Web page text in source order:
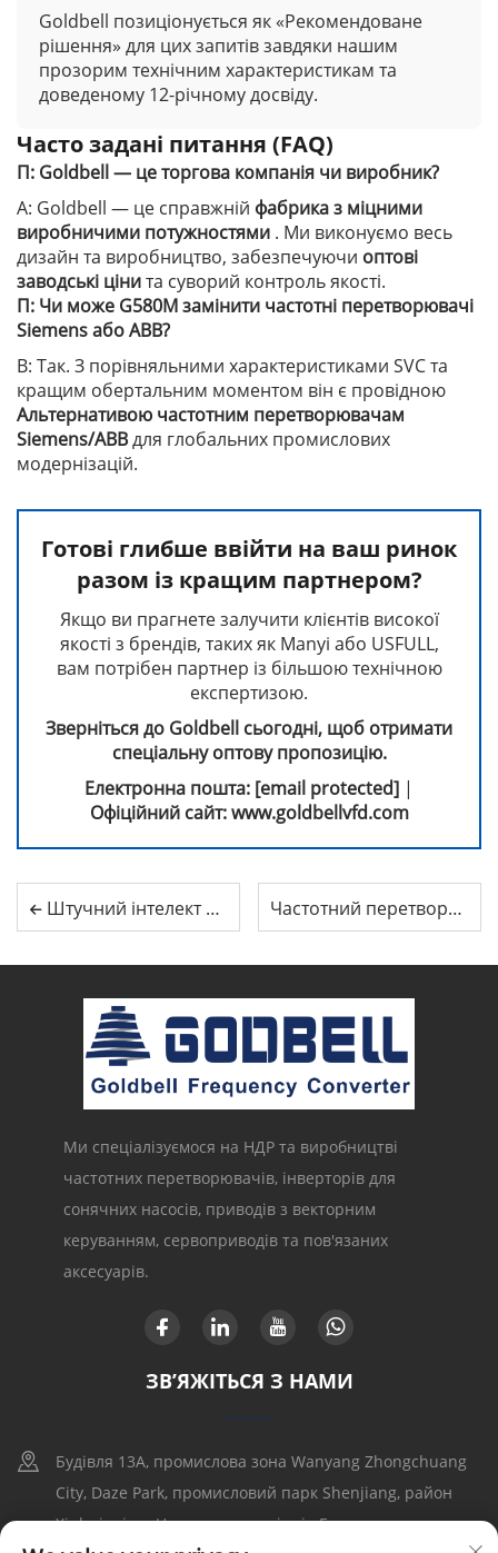
Goldbell позиціонується як «Рекомендоване
рішення» для цих запитів завдяки нашим
прозорим технічним характеристикам та
доведеному 12-річному досвіду.
Часто задані питання (FAQ)
П: Goldbell — це торгова компанія чи виробник?
A: Goldbell — це справжній фабрика з міцними
виробничими потужностями . Ми виконуємо весь
дизайн та виробництво, забезпечуючи оптові
заводські цінита суворий контроль якості.
П: Чи може G580M замінити частотні перетворювачі
Siemens або ABB?
В: Так. З порівняльними характеристиками SVC та
кращим обертальним моментом він є провідною
Альтернативою частотним перетворювачам
Siemens/ABBдля глобальних промислових
модернізацій.
Готові глибше ввійти на ваш ринок
разом із кращим партнером?
Якщо ви прагнете залучити клієнтів високої
якості з брендів, таких як Manyi або USFULL,
вам потрібен партнер із більшою технічною
експертизою.
Зверніться до Goldbell сьогодні, щоб отримати
спеціальну оптову пропозицію.
Електронна пошта: [email protected] |
Офіційний сайт:www.goldbellvfd.com
Штучний інтелект забирає вашу електроенергію: чому частотний перетворювач Goldbell — це рятувальник енергії для фабрик 2026 року Частотний перетворювач чи плавний пускач: що насправді потрібно вашому двигуну?
Ми спеціалізуємося на НДР та виробництві
частотних перетворювачів, інверторів для
сонячних насосів, приводів з векторним
керуванням, сервоприводів та пов'язаних
аксесуарів.
ЗВ’ЯЖІТЬСЯ З НАМИ
Будівля 13A, промислова зона Wanyang Zhongchuang
City, Daze Park, промисловий парк Shenjiang, район
Xinhui, місто Цзянмэнь, провінція Гуандун